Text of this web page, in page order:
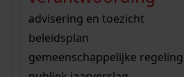
bouwvergunningen
omgevingsvergunningen
vergunningen
beeld en geluid
uitleg nodig?
Wij helpen u op weg met een
bekijk alle zoektips
bekijk ons
advisering en toezicht
beleidsplan
gemeenschappelijke regeling
zoektips